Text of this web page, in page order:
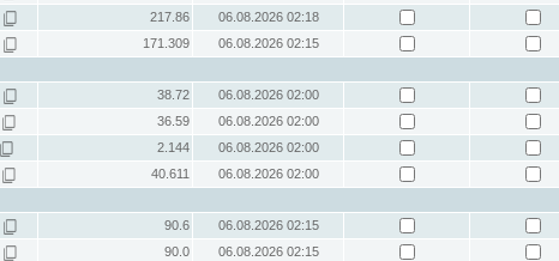
217.86
06.08.2026 02:18
171.309
06.08.2026 02:15
38.72
06.08.2026 02:00
36.59
06.08.2026 02:00
2.144
06.08.2026 02:00
40.611
06.08.2026 02:00
90.6
06.08.2026 02:15
90.0
06.08.2026 02:15